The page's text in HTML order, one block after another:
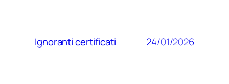
Ignoranti certificati 24/01/2026